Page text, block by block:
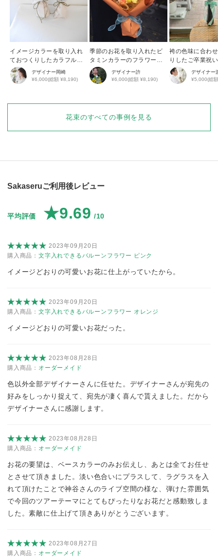
イメージカラーを取り入れ
ておつくりしたカラフルブ
ーケ
デザイナー岡崎
¥6,000(総額 ¥8,190)
季節のお花を取り入れたビ
タミンカラーのフラワーブ
ーケ
デザイナー許
¥6,000(総額 ¥8,190)
袴の色味に合わ
りしたご卒業祝
デザイナー
¥5,000(総
花束のすべての事例を見る
Sakaseruご利用後レビュー
平均評価 ★9.69 /10
2023年09月20日
購入商品： 文字入れできるバルーンフラワー ピンク
イメージどおりの可愛いお花に仕上がっていたから。
2023年09月20日
購入商品： 文字入れできるバルーンフラワー オレンジ
イメージどおりの可愛いお花だった。
2023年08月28日
購入商品： オーダーメイド
色以外全部デザイナーさんに任せた。デザイナーさんが宛先の
好みをしっかり捉えて、宛先が凄く喜んで貰えました。だから
デザイナーさんに感謝します。
2023年08月28日
購入商品： オーダーメイド
お花の要望は、ベースカラーのみお伝えし、あとは全てお任せ
とさせて頂きました。淡い色合いにプラスして、ラグラスを入
れて頂けたことで神谷さんのライブ空間の様な、弾けた雰囲気
で今回のツアーテーマにとてもぴったりなお花だと感動致しま
した。素敵に仕上げて頂きありがとうございます。
2023年08月27日
購入商品： オーダーメイド